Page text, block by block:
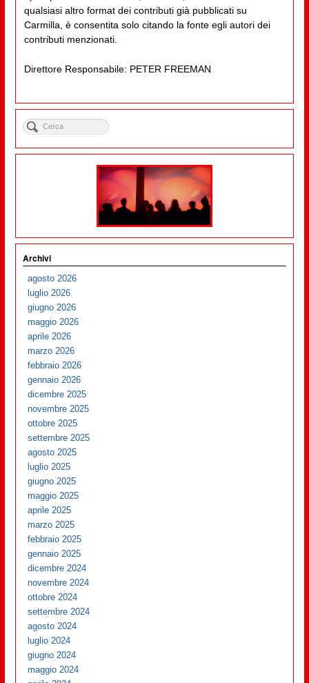
qualsiasi altro format dei contributi già pubblicati su
Carmilla, è consentita solo citando la fonte egli autori dei
contributi menzionati.
Direttore Responsabile: PETER FREEMAN
Archivi
agosto 2026
luglio 2026
giugno 2026
maggio 2026
aprile 2026
marzo 2026
febbraio 2026
gennaio 2026
dicembre 2025
novembre 2025
ottobre 2025
settembre 2025
agosto 2025
luglio 2025
giugno 2025
maggio 2025
aprile 2025
marzo 2025
febbraio 2025
gennaio 2025
dicembre 2024
novembre 2024
ottobre 2024
settembre 2024
agosto 2024
luglio 2024
giugno 2024
maggio 2024